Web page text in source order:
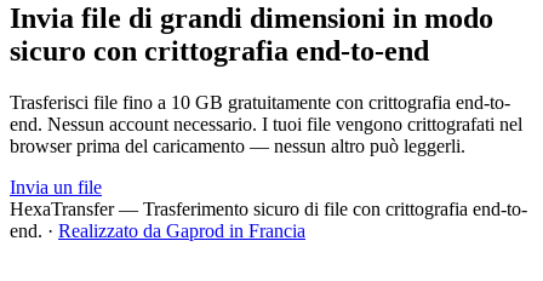
Invia file di grandi dimensioni in modo
sicuro con crittografia end-to-end
Trasferisci file fino a 10 GB gratuitamente con crittografia end-to-
end. Nessun account necessario. I tuoi file vengono crittografati nel
browser prima del caricamento — nessun altro può leggerli.
Invia un file
HexaTransfer — Trasferimento sicuro di file con crittografia end-to-
end. · Realizzato da Gaprod in Francia